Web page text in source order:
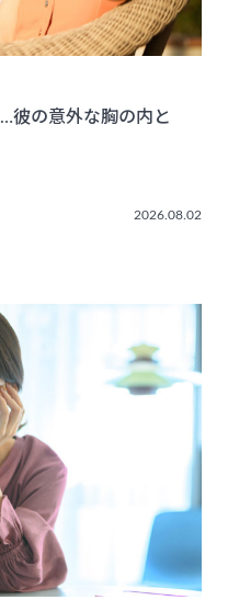
彼の意外な胸の内と
2026.08.02